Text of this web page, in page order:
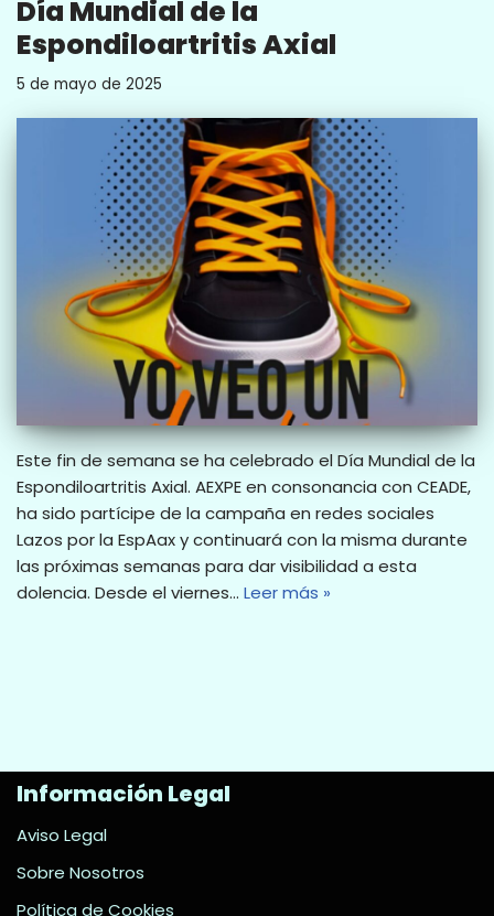
Día Mundial de la
Espondiloartritis Axial
5 de mayo de 2025
Este fin de semana se ha celebrado el Día Mundial de la
Espondiloartritis Axial. AEXPE en consonancia con CEADE,
ha sido partícipe de la campaña en redes sociales
Lazos por la EspAax y continuará con la misma durante
las próximas semanas para dar visibilidad a esta
dolencia. Desde el viernes… Leer más »
Información Legal
Aviso Legal
Sobre Nosotros
Política de Cookies